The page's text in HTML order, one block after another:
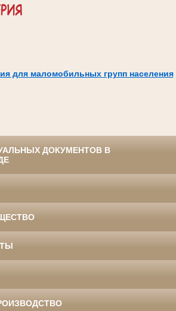
для маломобильных групп населения
ДОКУМЕНТОВ В